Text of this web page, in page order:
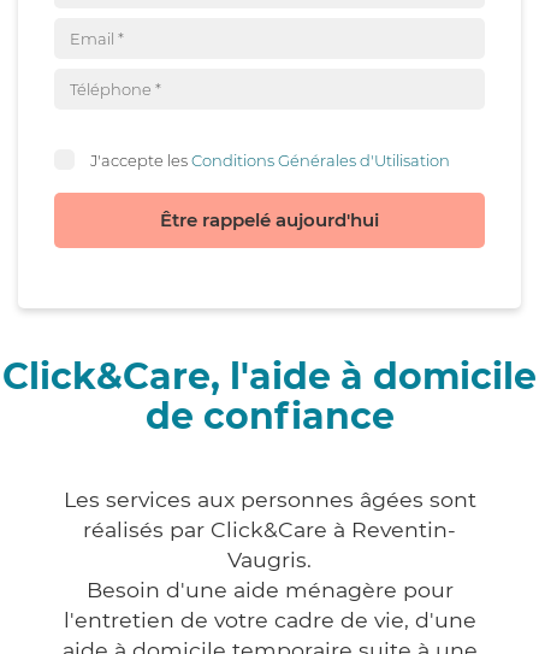
J'accepte lesConditions Générales d'Utilisation
Être rappelé aujourd'hui
Click&Care, l'aide à domicile
de confiance
Les services aux personnes âgées sont
réalisés par Click&Care à Reventin-
Vaugris.
Besoin d'une aide ménagère pour
l'entretien de votre cadre de vie, d'une